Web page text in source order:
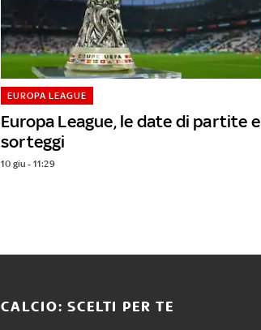
Europa League, le date di partite e
sorteggi
EUROPA LEAGUE
10 giu - 11:29
CALCIO: SCELTI PER TE